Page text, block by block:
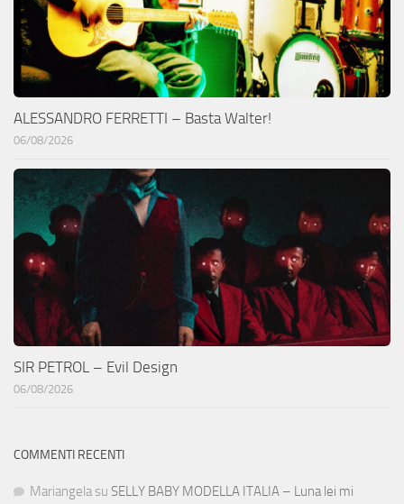
ALESSANDRO FERRETTI – Basta Walter!
06/08/2026
SIR PETROL – Evil Design
06/08/2026
COMMENTI RECENTI
Mariangela su SELLY BABY MODELLA ITALIA – Luna lei mi